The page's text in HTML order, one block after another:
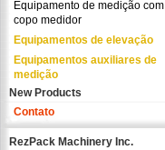
Equipamento de medição com
copo medidor
Equipamentos de elevação
Equipamentos auxiliares de
medição
New Products
Contato
RezPack Machinery Inc.